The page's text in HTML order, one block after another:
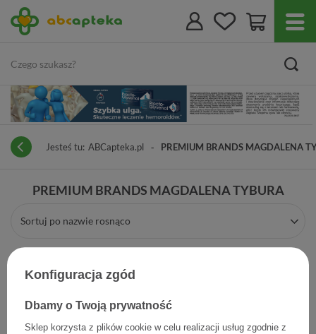
Jesteś tu: ABCapteka.pl PREMIUM BRANDS MAGDALENA
PREMIUM BRANDS MAGDALENA TYBURA
Sortuj po nazwie rosnąco
Konfiguracja zgód
Dbamy o Twoją prywatność
Sklep korzysta z plików cookie w celu realizacji usług zgodnie z